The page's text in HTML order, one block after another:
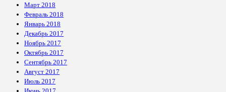
Март 2018
Февраль 2018
Январь 2018
Декабрь 2017
Ноябрь 2017
Октябрь 2017
Сентябрь 2017
Август 2017
Июль 2017